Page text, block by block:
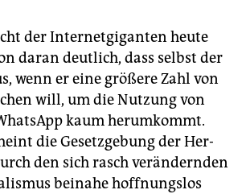
der Internetgiganten heute
daran deutlich, dass selbst der
wenn er eine größere Zahl von
will, um die Nutzung von
kaum herumkommt.
die Gesetzgebung der Her­
den sich rasch verändernden
beinahe hoffnungslos